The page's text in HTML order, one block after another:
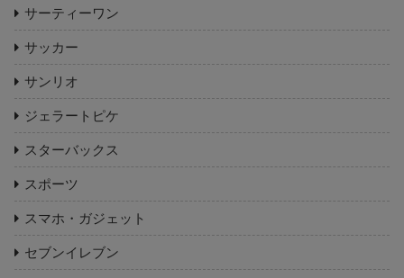
サーティーワン
サッカー
サンリオ
ジェラートピケ
スターバックス
スポーツ
スマホ・ガジェット
セブンイレブン